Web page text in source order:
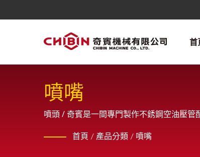
首
噴嘴
噴頭 / 奇賓是一間專門製作不銹鋼空油壓
首頁 / 產品分類 / 噴嘴